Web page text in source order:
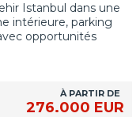
Istanbul dans une
intérieure, parking
opportunités
À PARTIR DE
276.000 EUR